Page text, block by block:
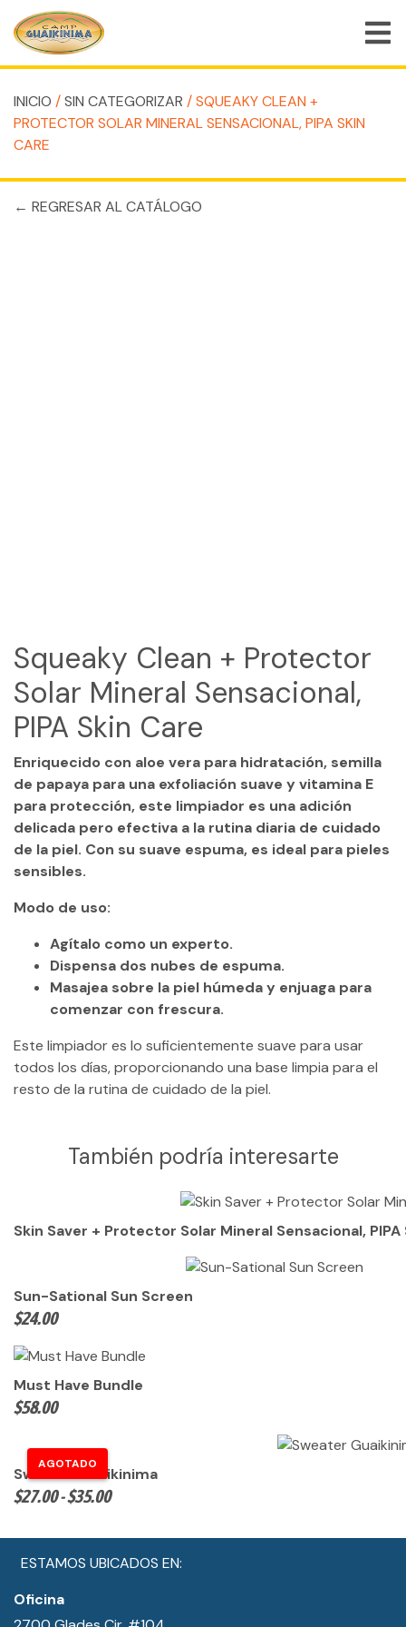
VOLVER AL INICIO
INICIO /SIN CATEGORIZAR / SQUEAKY CLEAN +
PROTECTOR SOLAR MINERAL SENSACIONAL, PIPA SKIN
CARE
← REGRESAR AL CATÁLOGO
Squeaky Clean + Protector
Solar Mineral Sensacional,
PIPA Skin Care
Enriquecido con aloe vera para hidratación, semilla
de papaya para una exfoliación suave y vitamina E
para protección, este limpiador es una adición
delicada pero efectiva a la rutina diaria de cuidado
de la piel. Con su suave espuma, es ideal para pieles
sensibles.
Modo de uso:
Agítalo como un experto.
Dispensa dos nubes de espuma.
Masajea sobre la piel húmeda y enjuaga para
comenzar con frescura.
Este limpiador es lo suficientemente suave para usar
todos los días, proporcionando una base limpia para el
resto de la rutina de cuidado de la piel.
También podría interesarte
Skin Saver + Protector Solar Mineral Sensacional, PIPA
Sun-Sational Sun Screen
$24.00
Must Have Bundle
$58.00
Sweater Guaikinima
$27.00-$35.00Rango
precios:
desde
ESTAMOS UBICADOS EN:
Oficina